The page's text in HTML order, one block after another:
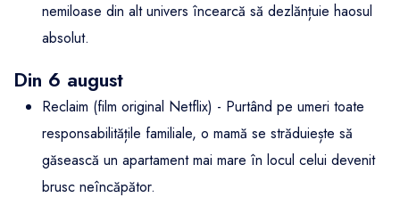
nemiloase din alt univers încearcă să dezlănțuie haosul
absolut.
Din 6 august
Reclaim (film original Netflix) - Purtând pe umeri toate
responsabilitățile familiale, o mamă se străduiește să
găsească un apartament mai mare în locul celui devenit
brusc neîncăpător.